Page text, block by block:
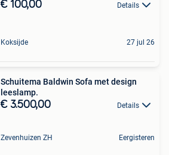
€ 100,00 Details
Koksijde 27 jul 26
Schuitema Baldwin Sofa met design
leeslamp.
€ 3.500,00 Details
Zevenhuizen ZH Eergisteren